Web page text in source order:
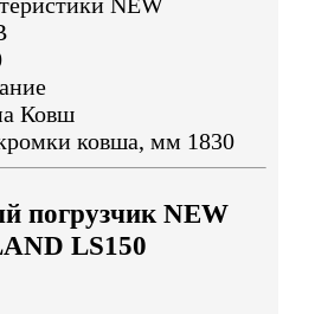
Ковш
ковша, мм 1830
погрузчик NEW
LS150